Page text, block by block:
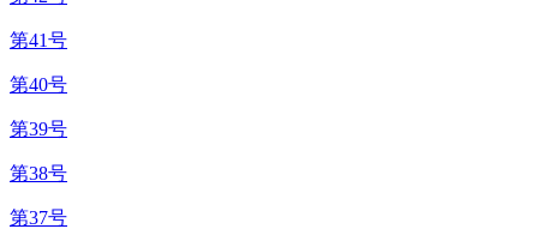
第41号
第40号
第39号
第38号
第37号